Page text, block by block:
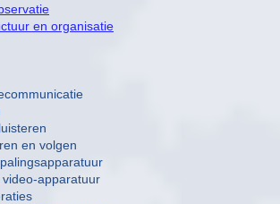
en organisatie
en volgen
apparatuur